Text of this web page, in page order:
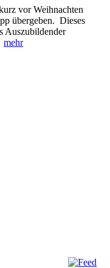
vor Weihnachten
übergeben. ‎ Dieses
Auszubildender
mehr